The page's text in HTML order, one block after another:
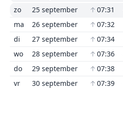
zo
25 september ↑ 07:31
ma
26 september ↑ 07:32
di
27 september ↑ 07:34
wo
28 september ↑ 07:36
do
29 september ↑ 07:38
vr
30 september ↑ 07:39